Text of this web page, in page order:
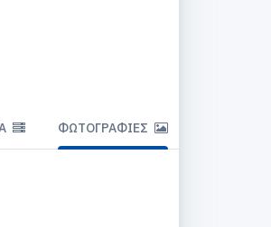
ΦΩΤΟΓΡΑΦΊΕΣ